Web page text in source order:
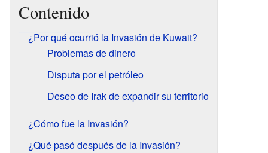
Contenido
¿Por qué ocurrió la Invasión de Kuwait?
Problemas de dinero
Disputa por el petróleo
Deseo de Irak de expandir su territorio
¿Cómo fue la Invasión?
¿Qué pasó después de la Invasión?